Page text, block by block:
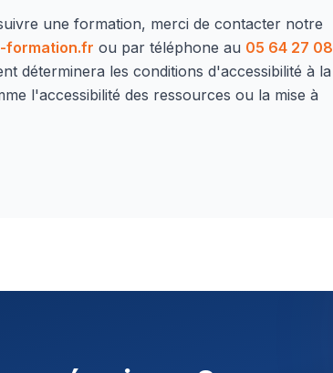
une formation, merci de contacter notre
formation.fr ou par téléphone au 05 64 27 08
déterminera les conditions d'accessibilité à la
l'accessibilité des ressources ou la mise à